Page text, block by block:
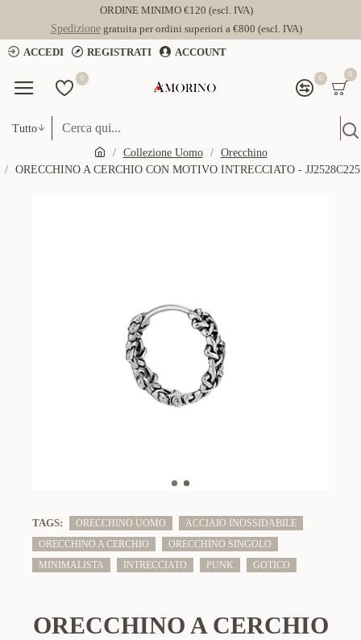
ORDINE MINIMO €120 (escl. IVA)
Spedizionegratuita per ordini superiori a €800 (escl. IVA)
ACCEDI
REGISTRATI ACCOUNT
0 0 0
Tutto
Collezione Uomo
Orecchino
ORECCHINO A CERCHIO CON MOTIVO INTRECCIATO - JJ2528C225
TAGS: ORECCHINO UOMO
ACCIAIO INOSSIDABILE
ORECCHINO A CERCHIO
ORECCHINO SINGOLO
MINIMALISTA
INTRECCIATO PUNK GOTICO
ORECCHINO A CERCHIO